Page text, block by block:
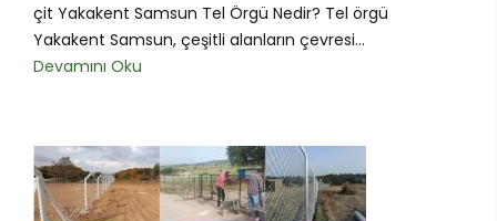
çit Yakakent Samsun Tel Örgü Nedir? Tel örgü
Yakakent Samsun, çeşitli alanların çevresi...
Devamını Oku